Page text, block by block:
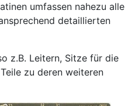
umfassen nahezu alle
detaillierten
z.B. Leitern, Sitze für die
zu deren weiteren